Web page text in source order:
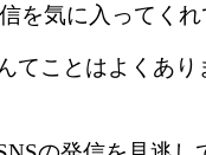
を気に入ってく
てことはよくあり